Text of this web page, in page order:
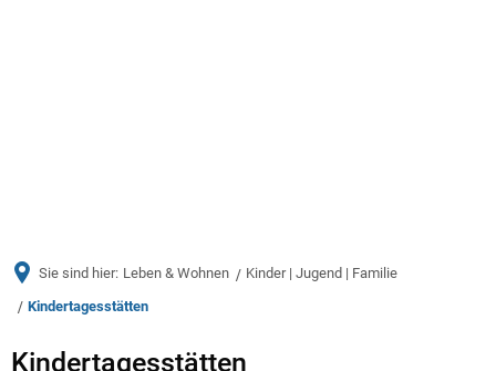
Sie sind hier: Leben & Wohnen
Kinder | Jugend | Familie
Kindertagesstätten
Kindertagesstätten
Kindertagesstätten